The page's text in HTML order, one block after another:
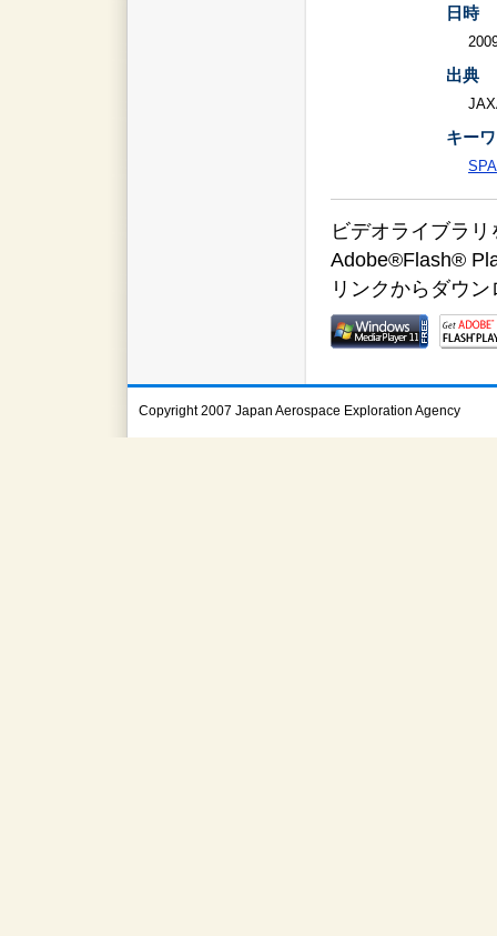
日時
出典
キー
ビデオライブラ
Adobe®Flash®
リンクからダウ
Copyright 2007 Japan Aerospace Exploration Agency